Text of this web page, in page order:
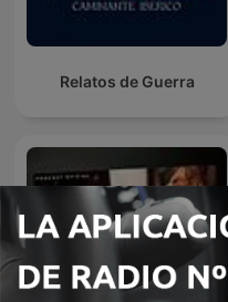
Relatos de Guerra